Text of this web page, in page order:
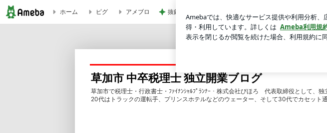
ホーム ピグ アメブロ 抜釘手術後のズキズキ続く縫合跡
草加市 中卒税理士 独立開業ブログ
草加市で税理士・行政書士・ﾌｧｲﾅﾝｼｬﾙﾌﾟﾗﾝﾅｰ・株式会社びほろ 代表取締役として、独
20代はトラックの運転手、プリンスホテルなどのウェーター、そして30代でカセット